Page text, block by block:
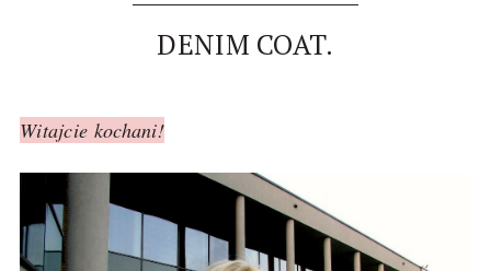
DENIM COAT.
Witajcie kochani!